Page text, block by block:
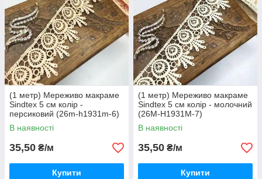
(1 метр) Мереживо макраме
Sindtex 5 см колір -
персиковий (26m-h1931m-6)
В наявності
35,50 ₴/м
Купити
(1 метр) Мереживо макраме
Sindtex 5 см колір - молочний
(26М-H1931М-7)
В наявності
35,50 ₴/м
Купити